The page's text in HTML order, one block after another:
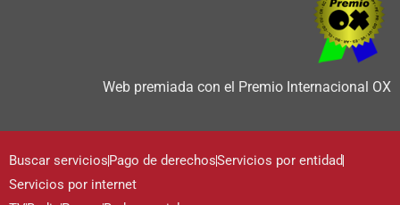
Web premiada con el Premio Internacional OX
Buscar serviciosPago de derechosServicios por entidad
Servicios por internet